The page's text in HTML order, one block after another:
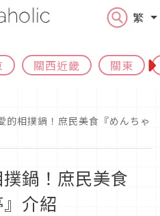
繁
關西近畿 關東
的相撲鍋！庶民美食『めんちゃ
鍋！庶民美食
』介紹